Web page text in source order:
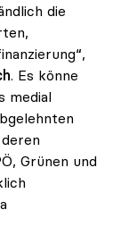
die
. Es könne
medial
Grünen und